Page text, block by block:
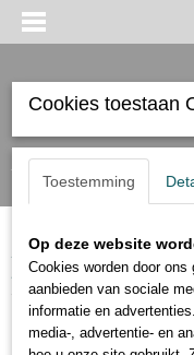
Inloggen Registreren
Home>papier>Fabriano
300 gram 20 vel
Cookies toestaan
Toestemming
Op deze website
Cookies worden door
aanbieden van sociale
informatie en
media-, advertentie- en